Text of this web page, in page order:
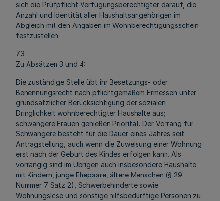
sich die Prüfpflicht Verfügungsberechtigter darauf, die
Anzahl und Identität aller Haushaltsangehörigen im
Abgleich mit den Angaben im Wohnberechtigungsschein
festzustellen.
7.3
Zu Absätzen 3 und 4:
Die zuständige Stelle übt ihr Besetzungs- oder
Benennungsrecht nach pflichtgemäßem Ermessen unter
grundsätzlicher Berücksichtigung der sozialen
Dringlichkeit wohnberechtigter Haushalte aus;
schwangere Frauen genießen Priorität. Der Vorrang für
Schwangere besteht für die Dauer eines Jahres seit
Antragstellung, auch wenn die Zuweisung einer Wohnung
erst nach der Geburt des Kindes erfolgen kann. Als
vorrangig sind im Übrigen auch insbesondere Haushalte
mit Kindern, junge Ehepaare, ältere Menschen (§ 29
Nummer 7 Satz 2), Schwerbehinderte sowie
Wohnungslose und sonstige hilfsbedürftige Personen zu